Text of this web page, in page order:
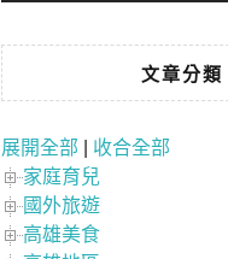
文章分類
展開全部
收合全部
家庭育兒
國外旅遊
高雄美食